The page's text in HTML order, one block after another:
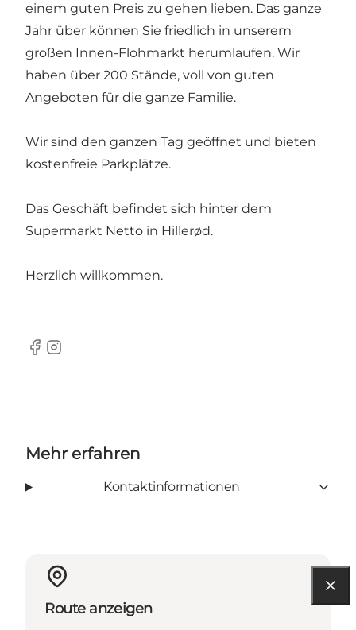
einem guten Preis zu gehen lieben. Das ganze
Jahr über können Sie friedlich in unserem
großen Innen-Flohmarkt herumlaufen. Wir
haben über 200 Stände, voll von guten
Angeboten für die ganze Familie.
Wir sind den ganzen Tag geöffnet und bieten
kostenfreie Parkplätze.
Das Geschäft befindet sich hinter dem
Supermarkt Netto in Hillerød.
Herzlich willkommen.
Facebook
Instagram
Mehr erfahren
Kontaktinformationen
Route anzeigen